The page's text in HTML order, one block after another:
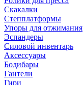
Скакалки
Степплатформы
Упоры для отжимания
Эспандеры
Силовой инвентарь
Аксессуары
Бодибары
Гантели
Гири